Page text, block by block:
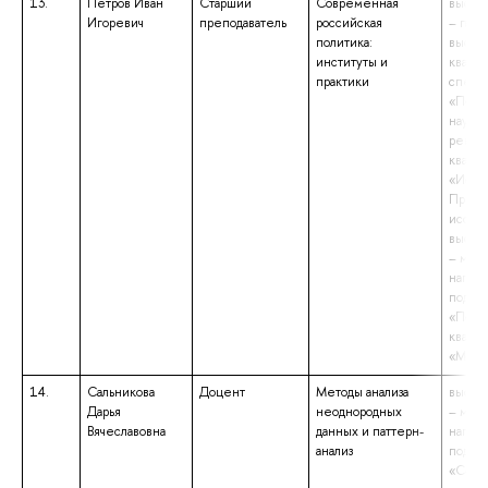
Игоревич
преподаватель
российская
политика:
институты и
практики
–
науки
–
14.
Сальникова
Дарья
Вячеславовна
Доцент
Методы анализа
неоднородных
данных и паттерн-
анализ
–